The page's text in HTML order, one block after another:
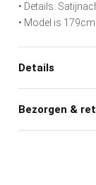
• Details:
• Model is
Details
Bezorgen &